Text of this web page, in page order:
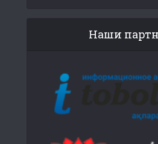
Наши